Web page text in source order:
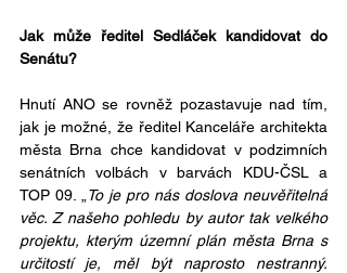
Jak může ředitel Sedláček kandidovat do
Senátu?
Hnutí ANO se rovněž pozastavuje nad tím,
jak je možné, že ředitel Kanceláře architekta
města Brna chce kandidovat v podzimních
senátních volbách v barvách KDU-ČSL a
TOP 09. „
To je pro nás doslova neuvěřitelná
věc. Z našeho pohledu by autor tak velkého
projektu, kterým územní plán města Brna s
určitostí je, měl být naprosto nestranný.